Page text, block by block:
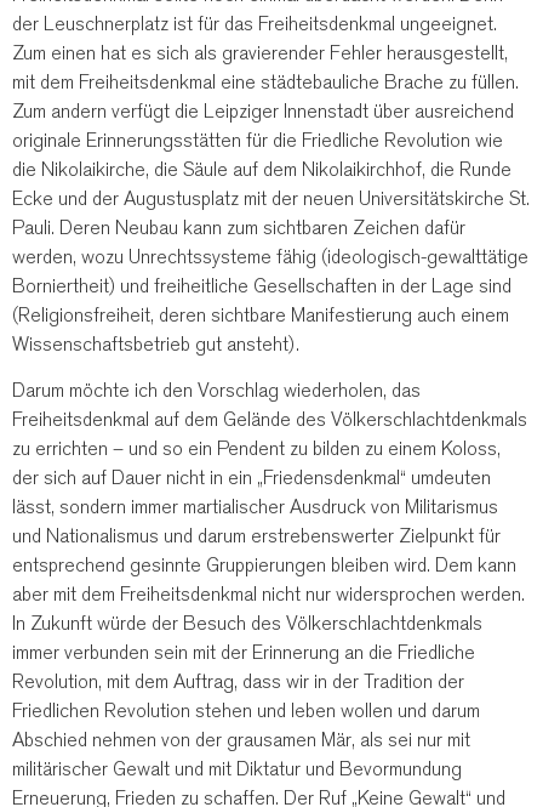
der Leuschnerplatz ist für das Freiheitsdenkmal ungeeignet.
Zum einen hat es sich als gravierender Fehler herausgestellt,
mit dem Freiheitsdenkmal eine städtebauliche Brache zu füllen.
Zum andern verfügt die Leipziger Innenstadt über ausreichend
originale Erinnerungsstätten für die Friedliche Revolution wie
die Nikolaikirche, die Säule auf dem Nikolaikirchhof, die Runde
Ecke und der Augustusplatz mit der neuen Universitätskirche St.
Pauli. Deren Neubau kann zum sichtbaren Zeichen dafür
werden, wozu Unrechtssysteme fähig (ideologisch-gewalttätige
Borniertheit) und freiheitliche Gesellschaften in der Lage sind
(Religionsfreiheit, deren sichtbare Manifestierung auch einem
Wissenschaftsbetrieb gut ansteht).
Darum möchte ich den Vorschlag wiederholen, das
Freiheitsdenkmal auf dem Gelände des Völkerschlachtdenkmals
zu errichten – und so ein Pendent zu bilden zu einem Koloss,
der sich auf Dauer nicht in ein „Friedensdenkmal“ umdeuten
lässt, sondern immer martialischer Ausdruck von Militarismus
und Nationalismus und darum erstrebenswerter Zielpunkt für
entsprechend gesinnte Gruppierungen bleiben wird. Dem kann
aber mit dem Freiheitsdenkmal nicht nur widersprochen werden.
In Zukunft würde der Besuch des Völkerschlachtdenkmals
immer verbunden sein mit der Erinnerung an die Friedliche
Revolution, mit dem Auftrag, dass wir in der Tradition der
Friedlichen Revolution stehen und leben wollen und darum
Abschied nehmen von der grausamen Mär, als sei nur mit
militärischer Gewalt und mit Diktatur und Bevormundung
Erneuerung, Frieden zu schaffen. Der Ruf „Keine Gewalt“ und